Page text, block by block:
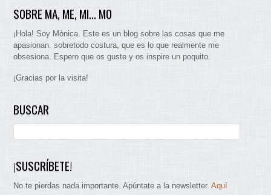
SOBRE MA, ME, MI… MO
¡Hola! Soy Mònica. Este es un blog sobre las cosas que me
apasionan. sobretodo costura, que es lo que realmente me
obsesiona. Espero que os guste y os inspire un poquito.
¡Gracias por la visita!
BUSCAR
¡SUSCRÍBETE!
No te pierdas nada importante. Apúntate a la newsletter.Aquí